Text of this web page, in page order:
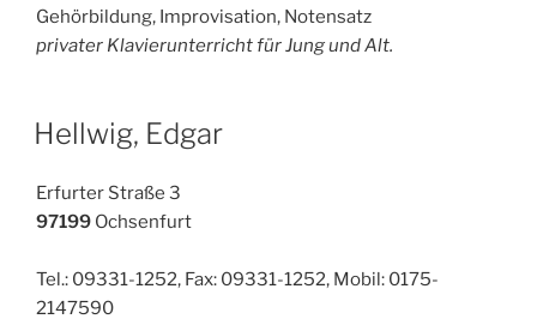
Gehörbildung, Improvisation, Notensatz
privater Klavierunterricht für Jung und Alt.
Hellwig, Edgar
Erfurter Straße 3
97199 Ochsenfurt
Tel.: 09331-1252, Fax: 09331-1252, Mobil: 0175-
2147590